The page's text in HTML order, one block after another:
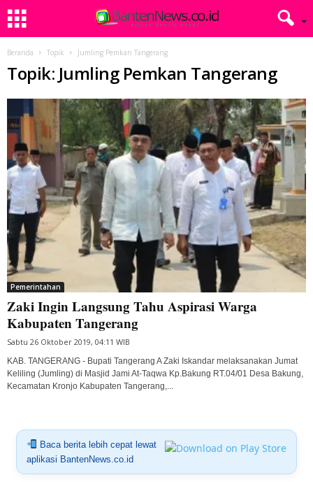
Beranda Topik Jumling Pemkan Tangerang
Topik: Jumling Pemkan Tangerang
Pemerintahan
Zaki Ingin Langsung Tahu Aspirasi Warga
Kabupaten Tangerang
Sabtu 26 Oktober 2019, 04:11 WIB
KAB. TANGERANG - Bupati Tangerang A Zaki Iskandar melaksanakan Jumat
Keliling (Jumling) di Masjid Jami At-Taqwa Kp.Bakung RT.04/01 Desa Bakung,
Kecamatan Kronjo Kabupaten Tangerang,...
Baca berita lebih cepat lewat
aplikasi BantenNews.co.id